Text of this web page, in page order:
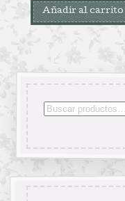
Añadir al carrito
Buscar